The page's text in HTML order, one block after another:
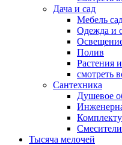
Дача и сад
Мебель
Одежда и
Полив
Растения
смотреть
Сантехника
Душевое
Смесители
Тысяча мелочей